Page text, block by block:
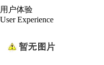
用户体验
User Experience